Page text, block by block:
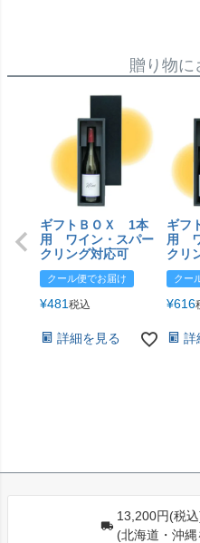
贈り物に
ギフトＢＯＸ 1本
用 ワイン・スパー
クリング対応可
クール便でお届け
¥481税込
詳細を見る
ギフ
用
クリ
クー
¥616
詳
13,200円(税
(北海道・沖